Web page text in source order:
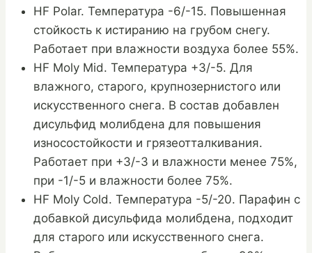
HF Polar. Температура -6/-15. Повышенная
стойкость к истиранию на грубом снегу.
Работает при влажности воздуха более 55%.
HF Moly Mid. Температура +3/-5. Для
влажного, старого, крупнозернистого или
искусственного снега. В состав добавлен
дисульфид молибдена для повышения
износостойкости и грязеотталкивания.
Работает при +3/-3 и влажности менее 75%,
при -1/-5 и влажности более 75%.
HF Moly Cold. Температура -5/-20. Парафин с
добавкой дисульфида молибдена, подходит
для старого или искусственного снега.